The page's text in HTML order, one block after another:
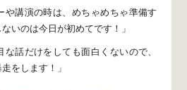
や講演の時は、 めちゃめちゃ準備す
いのは今日が初めてです！」
な話だけをしても面白くないので、
をします！」